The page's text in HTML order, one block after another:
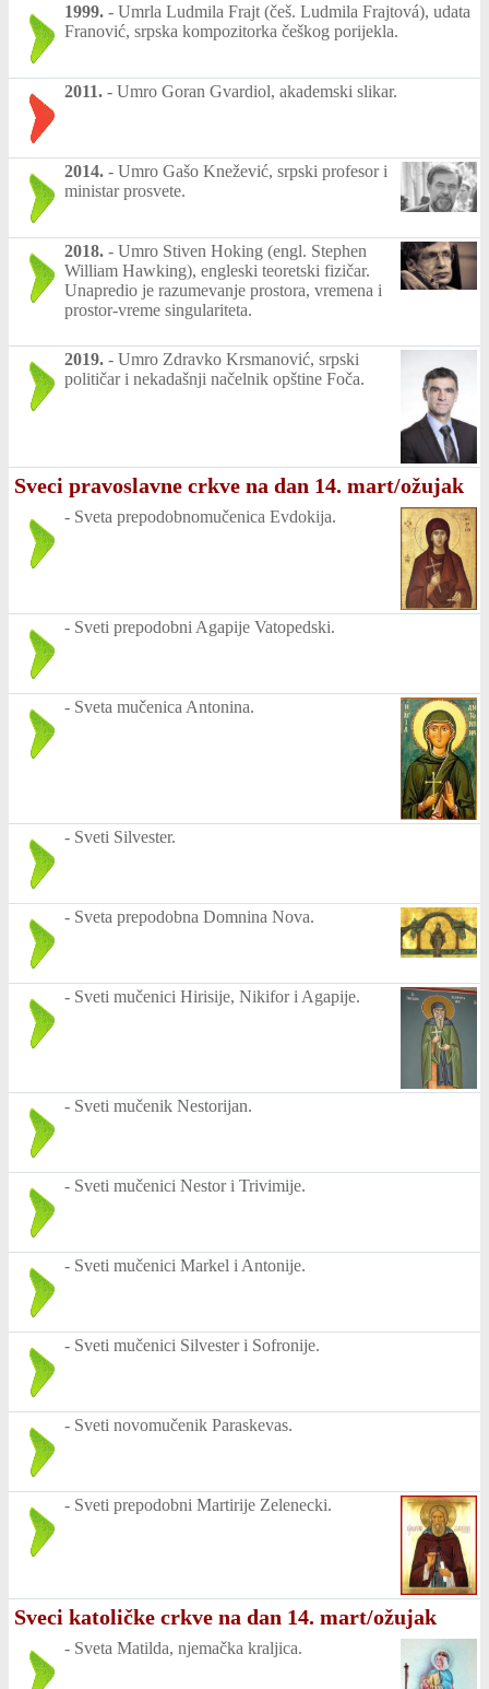
1999. - Umrla Ludmila Frajt (češ. Ludmila Frajtová), udata
Franović, srpska kompozitorka češkog porijekla.
2011. - Umro Goran Gvardiol, akademski slikar.
2014. - Umro Gašo Knežević, srpski profesor i
ministar prosvete.
2018. - Umro Stiven Hoking (engl. Stephen
William Hawking), engleski teoretski fizičar.
Unapredio je razumevanje prostora, vremena i
prostor-vreme singulariteta.
2019. - Umro Zdravko Krsmanović, srpski
političar i nekadašnji načelnik opštine Foča.
Sveci pravoslavne crkve na dan 14. mart/ožujak
- Sveta prepodobnomučenica Evdokija.
- Sveti prepodobni Agapije Vatopedski.
- Sveta mučenica Antonina.
- Sveti Silvester.
- Sveta prepodobna Domnina Nova.
- Sveti mučenici Hirisije, Nikifor i Agapije.
- Sveti mučenik Nestorijan.
- Sveti mučenici Nestor i Trivimije.
- Sveti mučenici Markel i Antonije.
- Sveti mučenici Silvester i Sofronije.
- Sveti novomučenik Paraskevas.
- Sveti prepodobni Martirije Zelenecki.
Sveci katoličke crkve na dan 14. mart/ožujak
- Sveta Matilda, njemačka kraljica.